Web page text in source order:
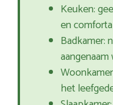
Keuken:
en
Badkamer:
het